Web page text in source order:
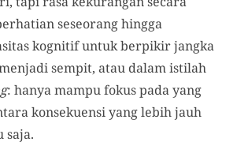
seseorang hingga
kognitif untuk berpikir jangka
sempit, atau dalam istilah
: hanya mampu fokus pada yang
konsekuensi yang lebih jauh
saja.